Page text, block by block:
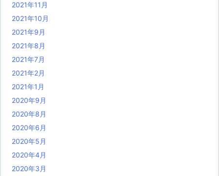
2021年11月
2021年10月
2021年9月
2021年8月
2021年7月
2021年2月
2021年1月
2020年9月
2020年8月
2020年6月
2020年5月
2020年4月
2020年3月